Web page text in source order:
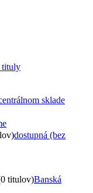
tituly
sklade
dostupná (bez
titulov)Banská